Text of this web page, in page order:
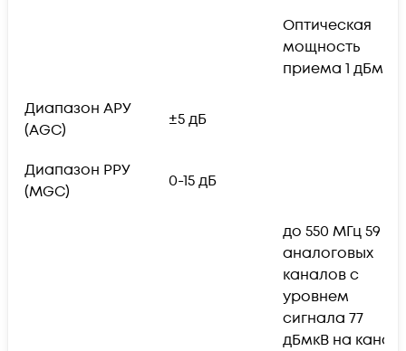
Оптическая
мощность
приема 1 дБм
Диапазон АРУ
(AGC)
±5 дБ
Диапазон РРУ
(MGC)
0-15 дБ
до 550 МГц 59
аналоговых
каналов с
уровнем
сигнала 77
дБмкВ на канал;